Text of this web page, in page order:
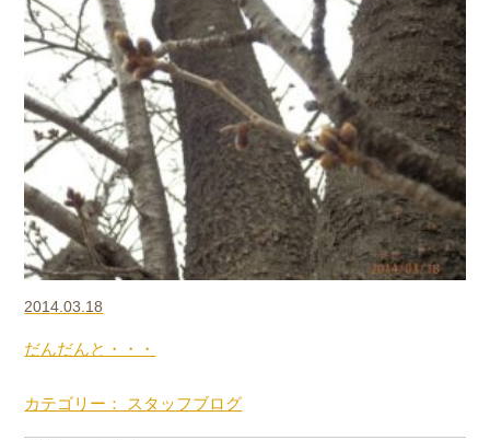
2014.03.18
だんだんと・・・
カテゴリー： スタッフブログ